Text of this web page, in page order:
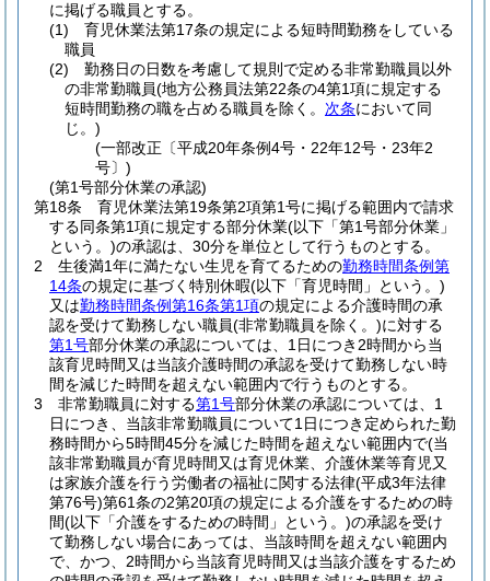
に掲げる職員とする。
(1)
育児休業法第17条の規定による短時間勤務をしている
職員
(2)
勤務日の日数を考慮して規則で定める非常勤職員以外
の非常勤職員(地方公務員法第22条の4第1項に規定する
短時間勤務の職を占める職員を除く。 次条において同
じ。)
(一部改正〔平成20年条例4号・22年12号・23年2
号〕)
(第1号部分休業の承認)
第18条
育児休業法第19条第2項第1号に掲げる範囲内で請求
する同条第1項に規定する部分休業(以下「第1号部分休業」
という。)の承認は、30分を単位として行うものとする。
2
生後満1年に満たない生児を育てるための勤務時間条例第
14条の規定に基づく特別休暇(以下「育児時間」という。)
又は勤務時間条例第16条第1項の規定による介護時間の承
認を受けて勤務しない職員(非常勤職員を除く。)に対する
第1号部分休業の承認については、1日につき2時間から当
該育児時間又は当該介護時間の承認を受けて勤務しない時
間を減じた時間を超えない範囲内で行うものとする。
3
非常勤職員に対する第1号部分休業の承認については、1
日につき、当該非常勤職員について1日につき定められた勤
務時間から5時間45分を減じた時間を超えない範囲内で(当
該非常勤職員が育児時間又は育児休業、介護休業等育児又
は家族介護を行う労働者の福祉に関する法律(平成3年法律
第76号)第61条の2第20項の規定による介護をするための時
間(以下「介護をするための時間」という。)の承認を受け
て勤務しない場合にあっては、当該時間を超えない範囲内
で、かつ、2時間から当該育児時間又は当該介護をするため